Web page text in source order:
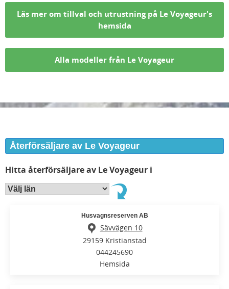
Läs mer om tillval och utrustning på Le Voyageur's
hemsida
Alla modeller från Le Voyageur
Återförsäljare av Le Voyageur
Hitta återförsäljare av Le Voyageur i
Husvagnsreserven AB
Sävvägen 10
29159 Kristianstad
044245690
Hemsida